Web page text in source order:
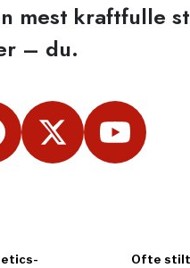
mest kraftfulle
– du.
Ofte